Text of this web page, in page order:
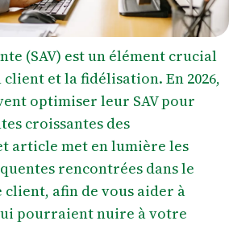
(SAV) est un élément crucial
et la fidélisation. En 2026,
optimiser leur SAV pour
croissantes des
article met en lumière les
rencontrées dans le
afin de vous aider à
pourraient nuire à votre